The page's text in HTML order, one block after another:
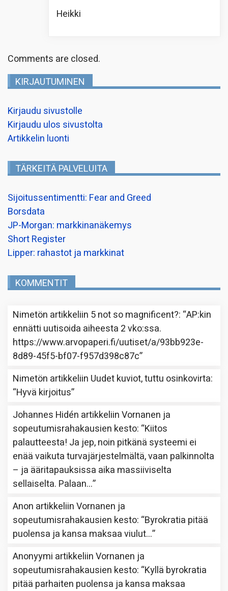
Heikki
Comments are closed.
KIRJAUTUMINEN
Kirjaudu sivustolle
Kirjaudu ulos sivustolta
Artikkelin luonti
TÄRKEITÄ PALVELUITA
Sijoitussentimentti: Fear and Greed
Borsdata
JP-Morgan: markkinanäkemys
Short Register
Lipper: rahastot ja markkinat
KOMMENTIT
Nimetön artikkeliin 5 not so magnificent?: “AP:kin
ennätti uutisoida aiheesta 2 vko:ssa.
https://www.arvopaperi.fi/uutiset/a/93bb923e-
8d89-45f5-bf07-f957d398c87c”
Nimetön artikkeliin Uudet kuviot, tuttu osinkovirta:
“Hyvä kirjoitus”
Johannes Hidén artikkeliinVornanen ja
sopeutumisrahakausien kesto: “Kiitos
palautteesta! Ja jep, noin pitkänä systeemi ei
enää vaikuta turvajärjestelmältä, vaan palkinnolta
– ja ääritapauksissa aika massiiviselta
sellaiselta. Palaan…”
Anon artikkeliinVornanen ja
sopeutumisrahakausien kesto: “Byrokratia pitää
puolensa ja kansa maksaa viulut…”
Anonyymi artikkeliinVornanen ja
sopeutumisrahakausien kesto: “Kyllä byrokratia
pitää parhaiten puolensa ja kansa maksaa